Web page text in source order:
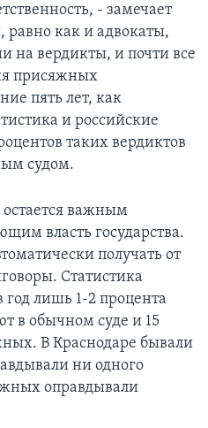
- замечает
как и адвокаты,
на вердикты, и почти все
присяжных
пять лет, как
и российские
таких вердиктов
судом.
важным
власть государства.
получать от
Статистика
год лишь 1-2 процента
в обычном суде и 15
В Краснодаре бывали
ни одного
оправдывали